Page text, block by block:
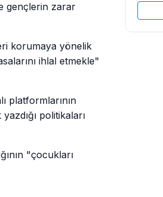
gençlerin zarar
korumaya yönelik
ihlal etmekle"
platformlarının
politikaları
"çocukları